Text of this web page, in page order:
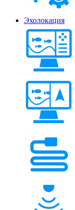
Эхолокация